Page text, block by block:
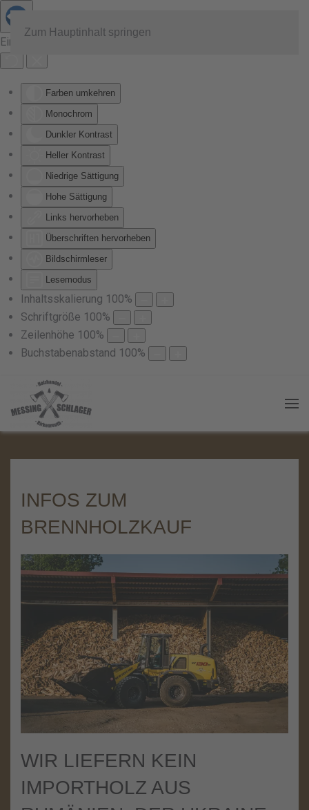
Eingabehilfen öffnen
Farben umkehren
Monochrom
Dunkler Kontrast
Heller Kontrast
Niedrige Sättigung
Hohe Sättigung
Links hervorheben
Überschriften hervorheben
Bildschirmleser
Lesemodus
Inhaltsskalierung 100%
Schriftgröße 100%
Zeilenhöhe 100%
Buchstabenabstand 100%
Zum Hauptinhalt springen
INFOS ZUM
BRENNHOLZKAUF
WIR LIEFERN KEIN
IMPORTHOLZ AUS